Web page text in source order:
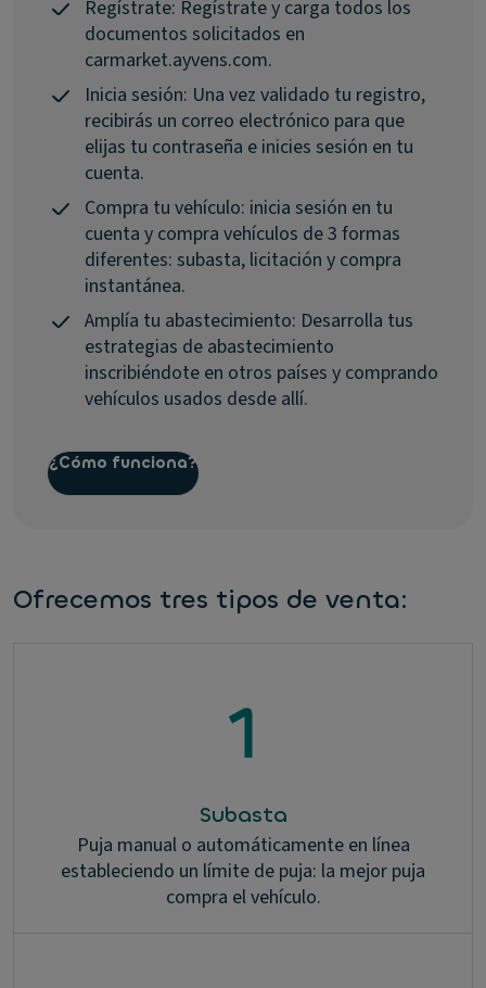
Regístrate: Regístrate y carga todos los
documentos solicitados en
carmarket.ayvens.com.
Inicia sesión: Una vez validado tu registro,
recibirás un correo electrónico para que
elijas tu contraseña e inicies sesión en tu
cuenta.
Compra tu vehículo: inicia sesión en tu
cuenta y compra vehículos de 3 formas
diferentes: subasta, licitación y compra
instantánea.
Amplía tu abastecimiento: Desarrolla tus
estrategias de abastecimiento
inscribiéndote en otros países y comprando
vehículos usados desde allí.
¿Cómo funciona?
Ofrecemos tres tipos de venta:
Subasta
Puja manual o automáticamente en línea
estableciendo un límite de puja: la mejor puja
compra el vehículo.